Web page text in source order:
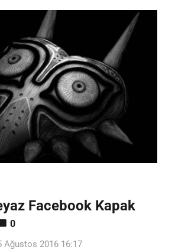
Facebook Kapak
0
Ağustos 2016 16:17